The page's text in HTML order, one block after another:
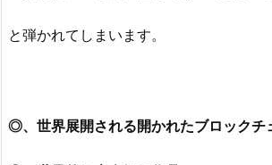
と弾かれてしまいます。
◎、世界展開される開かれたブロックチ